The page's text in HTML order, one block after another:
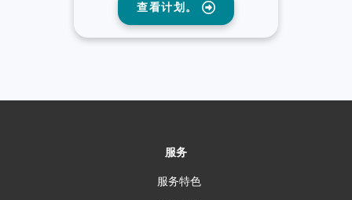
查看计划。
服务
服务特色